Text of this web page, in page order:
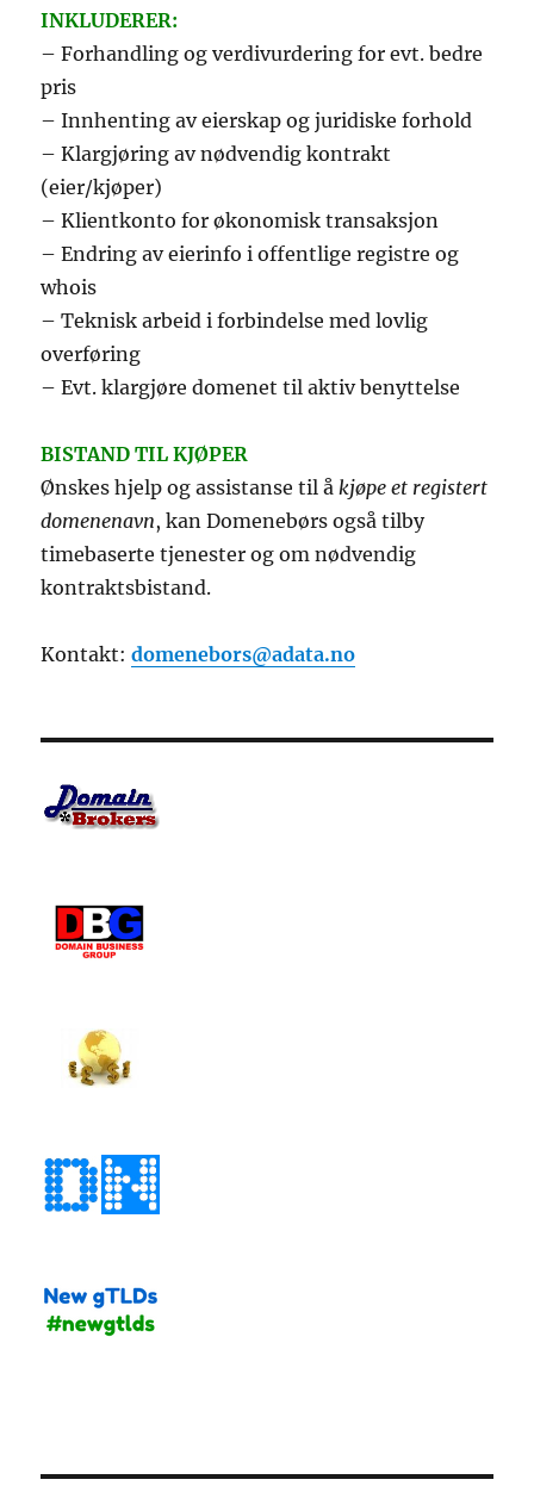
INKLUDERER:
– Forhandling og verdivurdering for evt. bedre
pris
– Innhenting av eierskap og juridiske forhold
– Klargjøring av nødvendig kontrakt
(eier/kjøper)
– Klientkonto for økonomisk transaksjon
– Endring av eierinfo i offentlige registre og
whois
– Teknisk arbeid i forbindelse med lovlig
overføring
– Evt. klargjøre domenet til aktiv benyttelse
BISTAND TIL KJØPER
Ønskes hjelp og assistanse til å kjøpe et registert
domenenavn, kan Domenebørs også tilby
timebaserte tjenester og om nødvendig
kontraktsbistand.
Kontakt:domenebors@adata.no